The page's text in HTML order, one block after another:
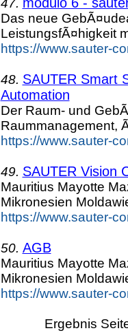
47.
Das neue
LeistungsfÃ¤higkeit
https://www.sauter-
48. SAUTER Smart
Automation
Der Raum- und
Raummanagement,
https://www.sauter-
49. SAUTER Vision
Mauritius Mayotte
Mikronesien
https://www.sauter-
50. AGB
Mauritius Mayotte
Mikronesien
https://www.sauter-
Ergebnis